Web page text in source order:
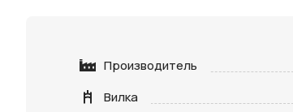
Производитель
Вилка